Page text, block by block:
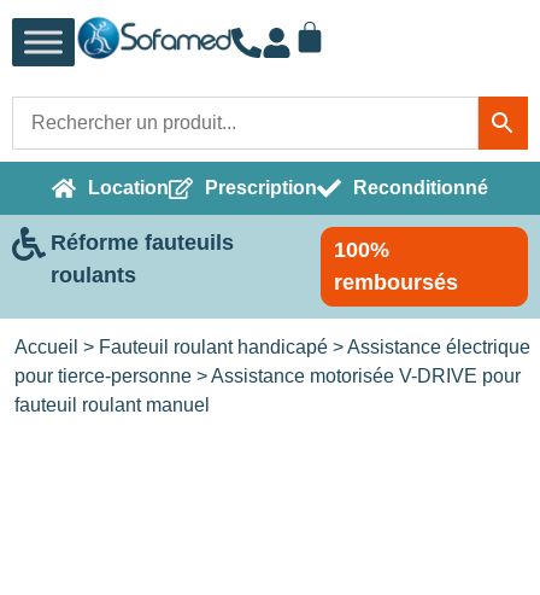
Location Prescription Reconditionné
Réforme fauteuils
roulants
100%
remboursés
Accueil > Fauteuil roulant handicapé >Assistance électrique
pour tierce-personne > Assistance motorisée V-DRIVE pour
fauteuil roulant manuel